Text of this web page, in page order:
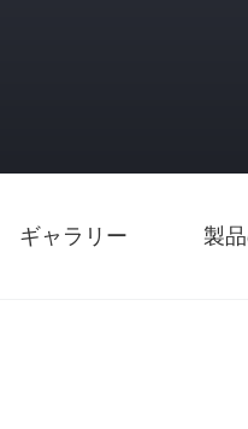
ギャラリー 製